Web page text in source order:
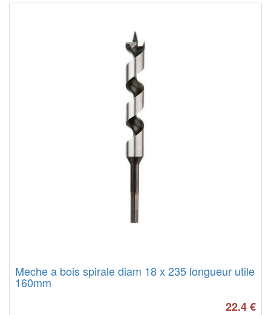
Meche a bois spirale diam 18 x 235 longueur utile
160mm
22.4€